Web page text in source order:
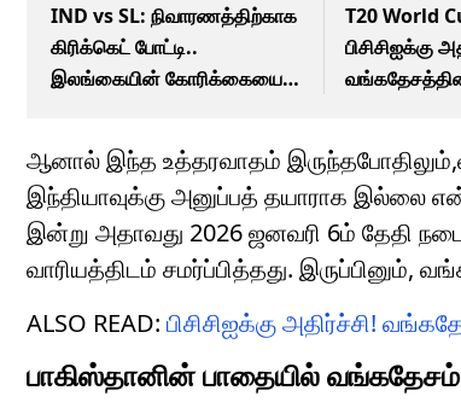
IND vs SL: நிவாரணத்திற்காக
கிரிக்கெட் போட்டி..
இலங்கையின் கோரிக்கையை
T20 World
பிசிசிஐக்கு
ஆனால் இந்த உத்தரவாதம்
இந்தியாவுக்கு அனுப்பத் தயாராக இல்லை
இன்று அதாவது 2026 ஜனவரி 6ம் தேதி
வாரியத்திடம் சமர்ப்பித்தது. இருப்பினும்,
ALSO READ: பிசிசிஐக்கு அதிர்ச்சி!
பாகிஸ்தானின் பாதையில்